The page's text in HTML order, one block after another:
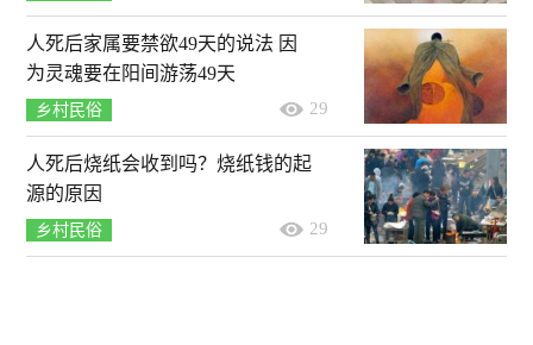
人死后家属要禁欲49天的说法 因
为灵魂要在阳间游荡49天
乡村民俗 29
人死后烧纸会收到吗？烧纸钱的起
源的原因
乡村民俗 29